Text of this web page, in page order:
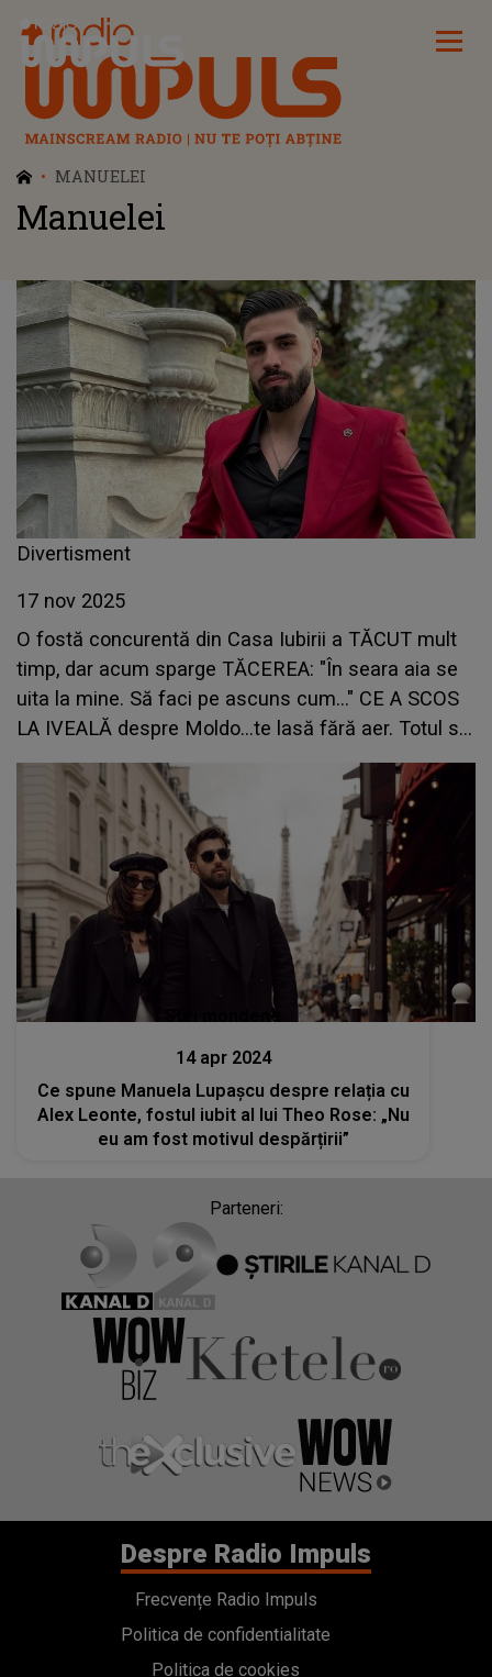
Radio Impuls
MANUELEI
Manuelei
Divertisment
17 nov 2025
O fostă concurentă din Casa Iubirii a TĂCUT mult
timp, dar acum sparge TĂCEREA: "În seara aia se
uita la mine. Să faci pe ascuns cum..." CE A SCOS
LA IVEALĂ despre Moldo...te lasă fără aer. Totul s-
a petrecut în timpul cunoașterii cu Kira
Stiri mondene
14 apr 2024
Ce spune Manuela Lupașcu despre relația cu
Alex Leonte, fostul iubit al lui Theo Rose: „Nu
eu am fost motivul despărțirii”
Parteneri:
Despre Radio Impuls
Frecvențe Radio Impuls
Politica de confidentialitate
Politica de cookies